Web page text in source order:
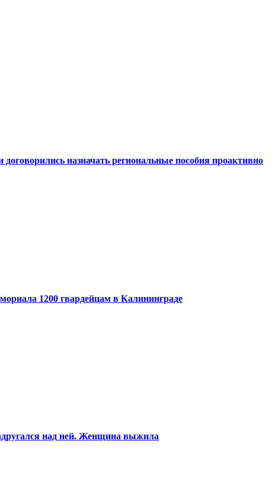
назначать региональные пособия проактивно
1200 гвардейцам в Калининграде
над ней. Женщина выжила